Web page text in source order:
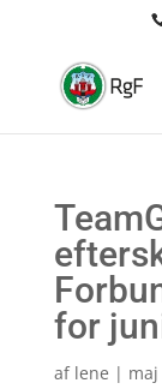
for
af lene | maj